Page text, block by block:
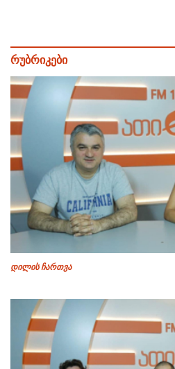
რუბრიკები
დილის ჩართვა